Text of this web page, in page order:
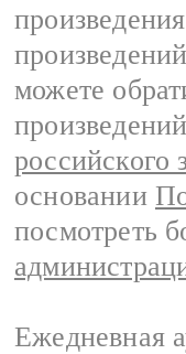
можете
российского
основании
посмотреть
Ежедневная